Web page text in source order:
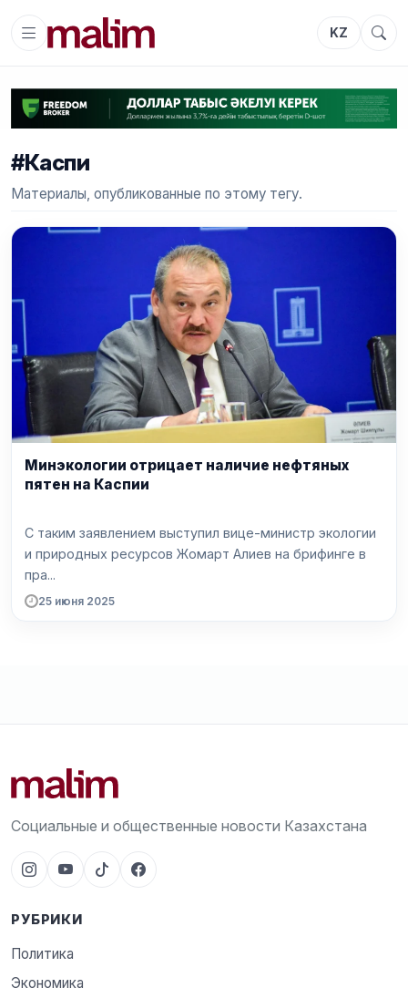
KZ
#Каспи
Материалы, опубликованные по этому тегу.
Минэкологии отрицает наличие нефтяных
пятен на Каспии
С таким заявлением выступил вице-министр экологии
и природных ресурсов Жомарт Алиев на брифинге в
пра...
25 июня 2025
Социальные и общественные новости Казахстана
РУБРИКИ
Политика
Экономика